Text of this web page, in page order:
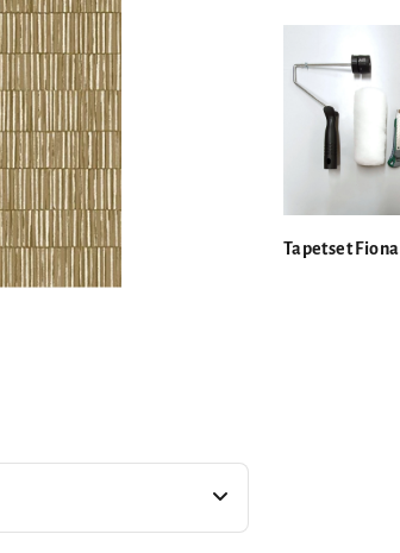
Tapetset Fiona